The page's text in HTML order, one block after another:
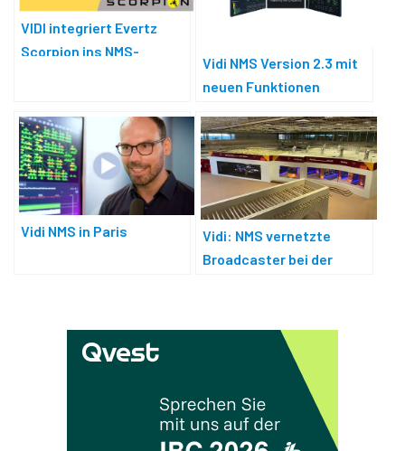
VIDI integriert Evertz
Scorpion ins NMS-
Vidi NMS Version 2.3 mit
neuen Funktionen
Vidi NMS in Paris
Vidi: NMS vernetzte
Broadcaster bei der